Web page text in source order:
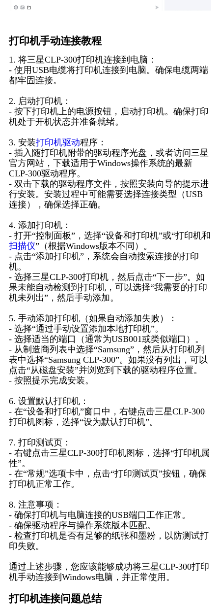
打印机手动连接教程
1. 将三星CLP-300打印机连接到电脑：
- 使用USB电缆将打印机连接到电脑。确保电缆两端
都牢固连接。
2. 启动打印机：
- 按下打印机上的电源按钮，启动打印机。确保打印
机处于开机状态并准备就绪。
3. 安装打印机驱动程序：
- 插入随打印机附带的驱动程序光盘，或者访问三星
官方网站，下载适用于Windows操作系统的最新
CLP-300驱动程序。
- 双击下载的驱动程序文件，按照安装向导的提示进
行安装。安装过程中可能需要选择连接类型（USB
连接），确保选择正确。
4. 添加打印机：
- 打开“控制面板”，选择“设备和打印机”或“打印机和
扫描仪”（根据Windows版本不同）。
- 点击“添加打印机”，系统会自动搜索连接的打印
机。
- 选择三星CLP-300打印机，然后点击“下一步”。如
果未能自动检测到打印机，可以选择“我需要的打印
机未列出”，然后手动添加。
5. 手动添加打印机（如果自动添加失败）：
- 选择“通过手动设置添加本地打印机”。
- 选择适当的端口（通常为USB001或类似端口）。
- 从制造商列表中选择“Samsung”，然后从打印机列
表中选择“Samsung CLP-300”。如果没有列出，可以
点击“从磁盘安装”并浏览到下载的驱动程序位置。
- 按照提示完成安装。
6. 设置默认打印机：
- 在“设备和打印机”窗口中，右键点击三星CLP-300
打印机图标，选择“设为默认打印机”。
7. 打印测试页：
- 右键点击三星CLP-300打印机图标，选择“打印机属
性”。
- 在“常规”选项卡中，点击“打印测试页”按钮，确保
打印机正常工作。
8. 注意事项：
- 确保打印机与电脑连接的USB端口工作正常。
- 确保驱动程序与操作系统版本匹配。
- 检查打印机是否有足够的纸张和墨粉，以防测试打
印失败。
通过上述步骤，您应该能够成功将三星CLP-300打印
机手动连接到Windows电脑，并正常使用。
打印机连接问题总结